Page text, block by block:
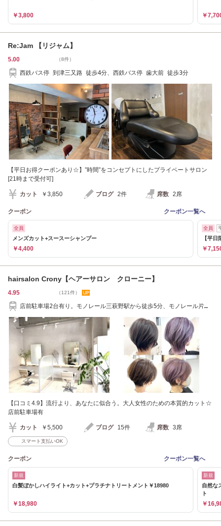
￥3,800 ￥
Re:Jam 【リジャム】
5.00 （8件）
西鉄バス停 到津三又路 徒歩4分、西鉄バス停 歯大前 徒歩3分
【平日お得クーポンあり☆】”時間”をコンセプトにしたプライベートサロン
[21時まで受付可]
カット ￥3,850 ブログ 2件 席数 2席
クーポン クーポン一覧へ
全員
メンズカット+スースーシャンプー
￥4,400
全員
【平
￥
hairsalon Crony【ヘアーサロン クローニー】
4.95 （121件）
店前駐車場2台有り。モノレール三萩野駅から徒歩5分、モノレール片野
【口コミ4.9】流行より、あなたに似合う。大人女性のための本質的カット☆
店前駐車場有
カット ￥5,500 ブログ 15件 席数 3席
スマート支払いOK
クーポン クーポン一覧へ
新規
白髪ぼかしハイライト+カット+プラチナトリートメント￥18980
￥18,980
新規
自然な
ト
￥